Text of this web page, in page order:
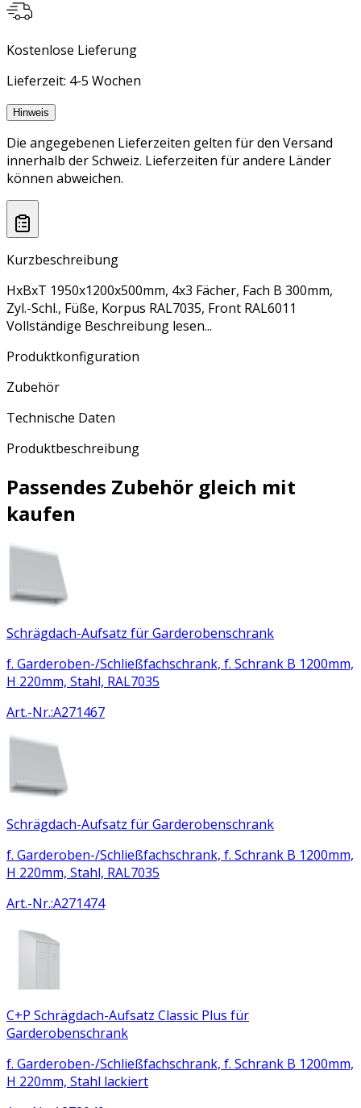
Kostenlose Lieferung
Lieferzeit: 4-5 Wochen
Hinweis
Die angegebenen Lieferzeiten gelten für den Versand
innerhalb der Schweiz. Lieferzeiten für andere Länder
können abweichen.
Kurzbeschreibung
HxBxT 1950x1200x500mm, 4x3 Fächer, Fach B 300mm,
Zyl.-Schl., Füße, Korpus RAL7035, Front RAL6011
Vollständige Beschreibung lesen...
Produktkonfiguration
Zubehör
Technische Daten
Produktbeschreibung
Passendes Zubehör gleich mit
kaufen
Schrägdach-Aufsatz für Garderobenschrank
f. Garderoben-/Schließfachschrank, f. Schrank B 1200mm,
H 220mm, Stahl, RAL7035
Art.-Nr.:A271467
Schrägdach-Aufsatz für Garderobenschrank
f. Garderoben-/Schließfachschrank, f. Schrank B 1200mm,
H 220mm, Stahl, RAL7035
Art.-Nr.:A271474
C+P Schrägdach-Aufsatz Classic Plus für
Garderobenschrank
f. Garderoben-/Schließfachschrank, f. Schrank B 1200mm,
H 220mm, Stahl lackiert